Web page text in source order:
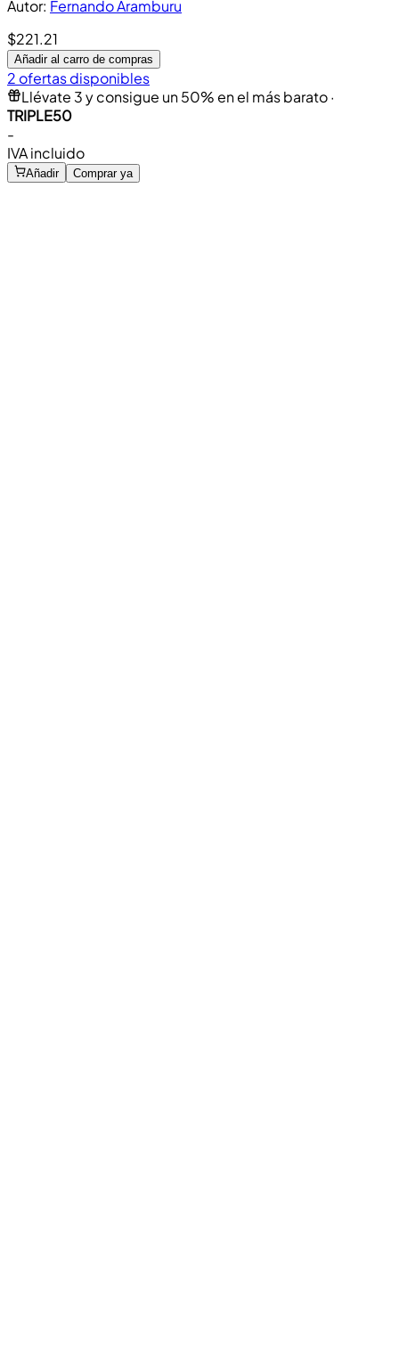
Autor: Fernando Aramburu
$221.21
Añadir al carro de compras
2 ofertas disponibles
Llévate 3 y consigue un 50% en el más barato·
TRIPLE50
-
IVA incluido
Añadir Comprar ya